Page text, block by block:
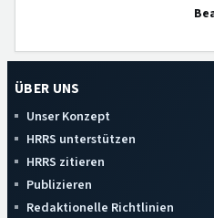
ÜBER UNS
Unser Konzept
HRRS unterstützen
HRRS zitieren
Publizieren
Redaktionelle Richtlinien